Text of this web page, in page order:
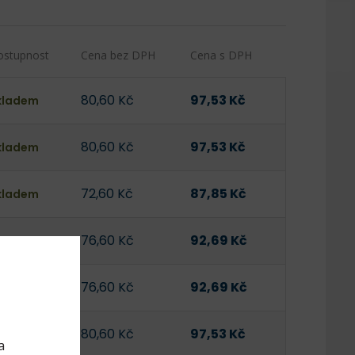
Cena bez DPH Cena s DPH
80,60 Kč 97,53 Kč
80,60 Kč 97,53 Kč
72,60 Kč 87,85 Kč
76,60 Kč 92,69 Kč
76,60 Kč 92,69 Kč
80,60 Kč 97,53 Kč